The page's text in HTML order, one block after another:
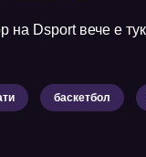
на Dsport вече е тук
баскетбол